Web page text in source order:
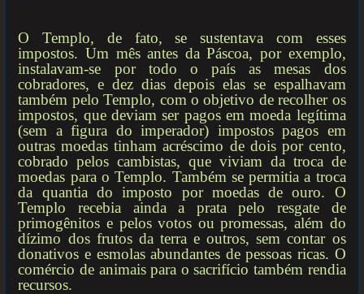
O Templo, de fato, se sustentava com esses
impostos. Um mês antes da Páscoa, por exemplo,
instalavam-se por todo o país as mesas dos
cobradores, e dez dias depois elas se espalhavam
também pelo Templo, com o objetivo de recolher os
impostos, que deviam ser pagos em moeda legítima
(sem a figura do imperador) impostos pagos em
outras moedas tinham acréscimo de dois por cento,
cobrado pelos cambistas, que viviam da troca de
moedas para o Templo. Também se permitia a troca
da quantia do imposto por moedas de ouro. O
Templo recebia ainda a prata pelo resgate de
primogênitos e pelos votos ou promessas, além do
dízimo dos frutos da terra e outros, sem contar os
donativos e esmolas abundantes de pessoas ricas. O
comércio de animais para o sacrifício também rendia
recursos.